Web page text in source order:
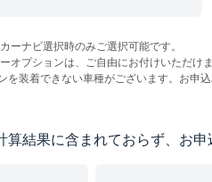
ーナビ選択時のみご選択可能です。
オプションは、ご自由にお付けいただけま
を装着できない車種がございます。お申
算結果に含まれておらず、お